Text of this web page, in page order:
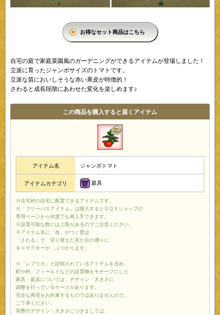
お得なセット商品はこちら
自宅の庭で家庭菜園風のガーデニングができるアイテムが登場しました！
立派に育ったジャンボサイズのトマトです。
立派な苗においしそうな赤い果皮が特徴的！
さわると成長段階にあわせた変化を楽しめます♪
この商品を購入すると届くアイテム
アイテム名 ジャンボトマト
アイテムカテゴリ 庭具
※住宅村の自宅に配置できるアイテムです。
※「フリーパスアイテム」は購入するとＤＱＸショップの
専用ページから何度でも再入手できます。
※設置可能な数には上限があるのでご注意ください。
※アイテム名に「改」がつく壁は
「さわる」で 切り替えた見た目の通りに
キャラクターが ぶつかります。
※「レプリカ」と説明されているアイテムを含め、
町や村、フィールドなどの設置物をモチーフにした
家具・庭具については、デザイン・大きさに
調整を行っているケースがあります。
完全な再現をお約束するものではありませんので、
ご了承ください。
実際のデザイン・大きさにつきましては、